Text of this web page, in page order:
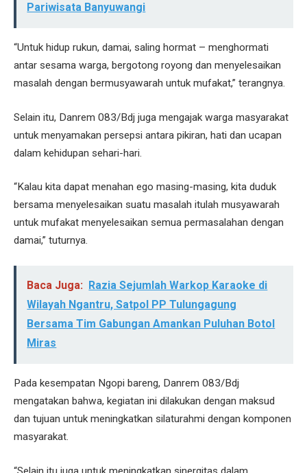
Pariwisata Banyuwangi
“Untuk hidup rukun, damai, saling hormat – menghormati
antar sesama warga, bergotong royong dan menyelesaikan
masalah dengan bermusyawarah untuk mufakat,” terangnya.
Selain itu, Danrem 083/Bdj juga mengajak warga masyarakat
untuk menyamakan persepsi antara pikiran, hati dan ucapan
dalam kehidupan sehari-hari.
“Kalau kita dapat menahan ego masing-masing, kita duduk
bersama menyelesaikan suatu masalah itulah musyawarah
untuk mufakat menyelesaikan semua permasalahan dengan
damai,” tuturnya.
Baca Juga:
Razia Sejumlah Warkop Karaoke di
Wilayah Ngantru, Satpol PP Tulungagung
Bersama Tim Gabungan Amankan Puluhan Botol
Miras
Pada kesempatan Ngopi bareng, Danrem 083/Bdj
mengatakan bahwa, kegiatan ini dilakukan dengan maksud
dan tujuan untuk meningkatkan silaturahmi dengan komponen
masyarakat.